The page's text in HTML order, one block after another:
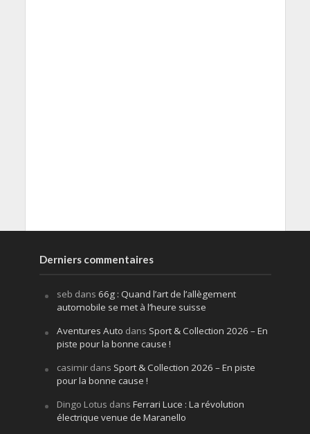
Derniers commentaires
seb dans 66g : Quand l’art de l’allègement
automobile se met à l’heure suisse
Aventures Auto dans Sport & Collection 2026 – En
piste pour la bonne cause !
casimirdans Sport & Collection 2026 – En piste
pour la bonne cause !
Dingo Lotus dans Ferrari Luce : La révolution
électrique venue de Maranello